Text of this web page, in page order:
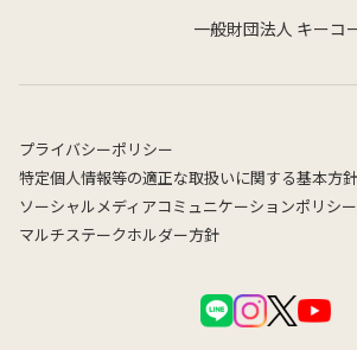
一般財団法人 キーコ
プライバシーポリシー
特定個人情報等の適正な取扱いに関する基本方針
ソーシャルメディアコミュニケーションポリシー
マルチステークホルダー方針